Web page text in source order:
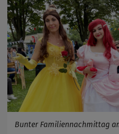
Bunter Familiennachmittag